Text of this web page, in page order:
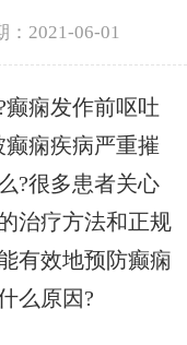
：2021-06-01
痫发作前呕吐
痫疾病严重摧
?很多患者关心
治疗方法和正规
有效地预防癫痫
么原因?